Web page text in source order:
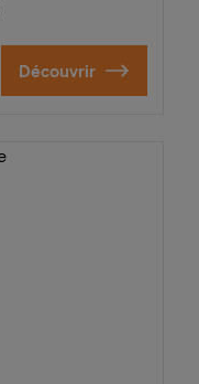
Découvrir